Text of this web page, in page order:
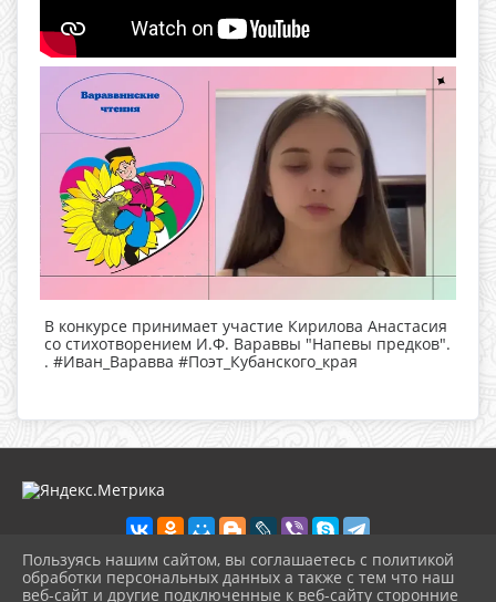
В конкурсе принимает участие Кирилова Анастасия
со стихотворением И.Ф. Вараввы "Напевы предков".
. #Иван_Варавва #Поэт_Кубанского_края
Пользуясь нашим сайтом, вы соглашаетесь с политикой
обработки персональных данных а также с тем что наш
веб-сайт и другие подключенные к веб-сайту сторонние